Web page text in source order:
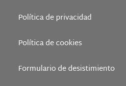
Política de privacidad
Política de cookies
Formulario de desistimiento